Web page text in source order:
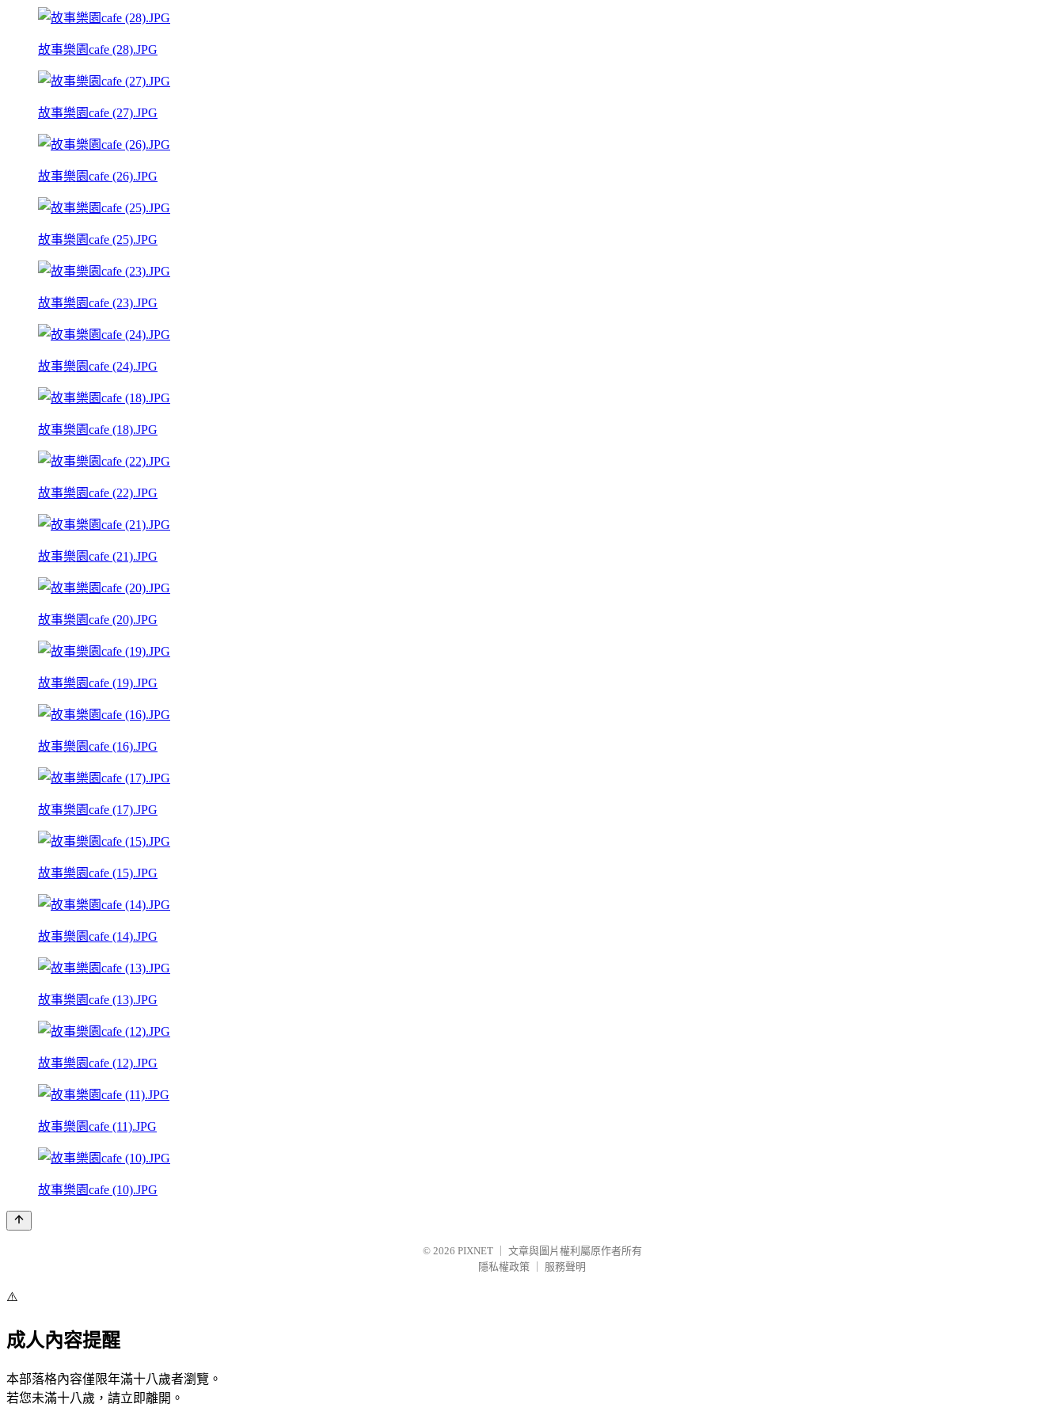
故事樂園cafe (28).JPG
故事樂園cafe (27).JPG
故事樂園cafe (26).JPG
故事樂園cafe (25).JPG
故事樂園cafe (23).JPG
故事樂園cafe (24).JPG
故事樂園cafe (18).JPG
故事樂園cafe (22).JPG
故事樂園cafe (21).JPG
故事樂園cafe (20).JPG
故事樂園cafe (19).JPG
故事樂園cafe (16).JPG
故事樂園cafe (17).JPG
故事樂園cafe (15).JPG
故事樂園cafe (14).JPG
故事樂園cafe (13).JPG
故事樂園cafe (12).JPG
故事樂園cafe (11).JPG
故事樂園cafe (10).JPG
© 2026 PIXNET
文章與圖片權利屬原作者所有
隱私權政策
服務聲明
⚠️
成人內容提醒
本部落格內容僅限年滿十八歲者瀏覽。
若您未滿十八歲，請立即離開。